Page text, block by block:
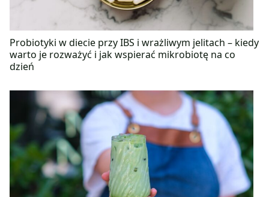
Probiotyki w diecie przy IBS i wrażliwym jelitach – kiedy
warto je rozważyć i jak wspierać mikrobiotę na co
dzień